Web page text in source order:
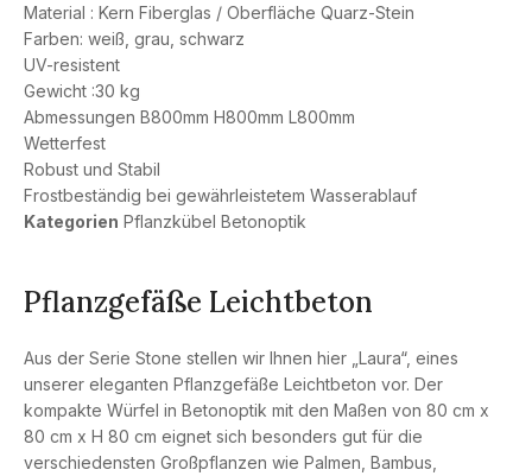
Material : Kern Fiberglas / Oberfläche Quarz-Stein
Farben: weiß, grau, schwarz
UV-resistent
Gewicht :30 kg
Abmessungen B800mm H800mm L800mm
Wetterfest
Robust und Stabil
Frostbeständig bei gewährleistetem Wasserablauf
Kategorien Pflanzkübel Betonoptik
Pflanzgefäße Leichtbeton
Aus der Serie Stone stellen wir Ihnen hier „Laura“, eines
unserer eleganten Pflanzgefäße Leichtbeton vor. Der
kompakte Würfel in Betonoptik mit den Maßen von 80 cm x
80 cm x H 80 cm eignet sich besonders gut für die
verschiedensten Großpflanzen wie Palmen, Bambus,